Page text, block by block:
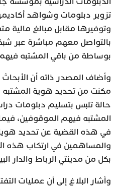
تزوير دبلومات وشواهد
وتوفيرها مقابل مبالغ مالية
بالتواصل معهم مباشرة عبر
بوساطة من باقي المشتبه
وأضاف المصدر ذاته أن الأبحاث
مكنت من تحديد هوية المشتبه
حالة تلبس بتسليم دبلومات
المشتبه فيهم الموقوفين،
في هذه القضية عن تحديد
والمساهمين في ارتكاب هذه
بكل من مدينتي الرباط والدار
وأشار البلاغ إلى أن عمليات